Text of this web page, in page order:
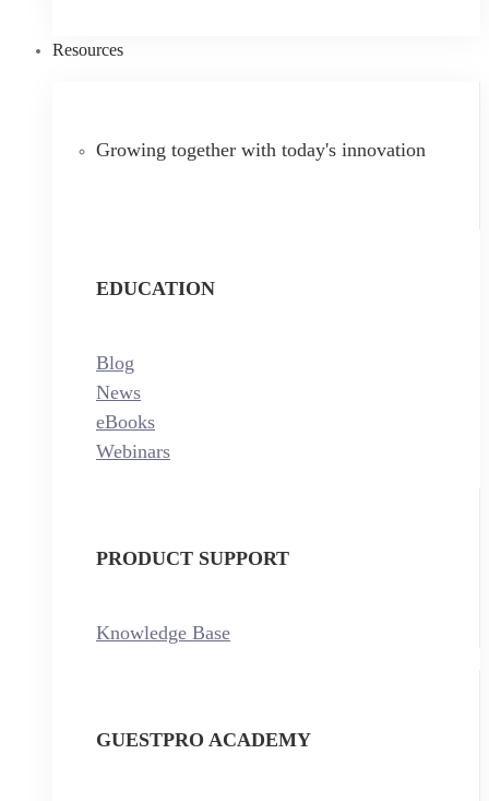
Resources
Growing together with today's innovation
EDUCATION
Blog
News
eBooks
Webinars
PRODUCT SUPPORT
Knowledge Base
GUESTPRO ACADEMY